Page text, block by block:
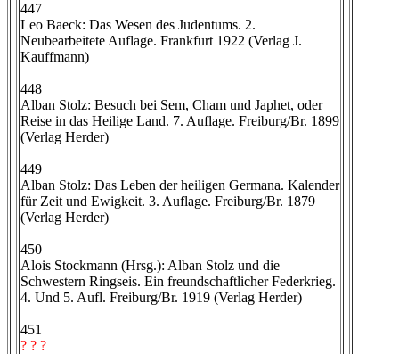
447
Leo Baeck: Das Wesen des Judentums. 2.
Neubearbeitete Auflage. Frankfurt 1922 (Verlag J.
Kauffmann)
448
Alban Stolz: Besuch bei Sem, Cham und Japhet, oder
Reise in das Heilige Land. 7. Auflage. Freiburg/Br. 1899
(Verlag Herder)
449
Alban Stolz: Das Leben der heiligen Germana. Kalender
für Zeit und Ewigkeit. 3. Auflage. Freiburg/Br. 1879
(Verlag Herder)
450
Alois Stockmann (Hrsg.): Alban Stolz und die
Schwestern Ringseis. Ein freundschaftlicher Federkrieg.
4. Und 5. Aufl. Freiburg/Br. 1919 (Verlag Herder)
451
? ? ?